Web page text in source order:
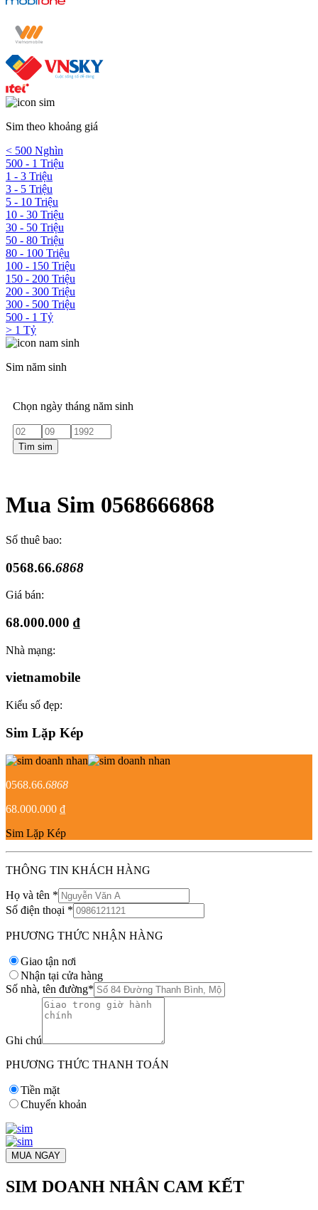
Sim theo khoảng giá
< 500 Nghìn
500 - 1 Triệu
1 - 3 Triệu
3 - 5 Triệu
5 - 10 Triệu
10 - 30 Triệu
30 - 50 Triệu
50 - 80 Triệu
80 - 100 Triệu
100 - 150 Triệu
150 - 200 Triệu
200 - 300 Triệu
300 - 500 Triệu
500 - 1 Tỷ
> 1 Tỷ
Sim năm sinh
Chọn ngày tháng năm sinh
Tìm sim
Mua Sim 0568666868
Số thuê bao:
0568.66.6868
Giá bán:
68.000.000 ₫
Nhà mạng:
vietnamobile
Kiểu số đẹp:
Sim Lặp Kép
0568.66.6868
68.000.000 ₫
Sim Lặp Kép
THÔNG TIN KHÁCH HÀNG
Họ và tên *
Số điện thoại *
PHƯƠNG THỨC NHẬN HÀNG
Giao tận nơi
Nhận tại cửa hàng
Số nhà, tên đường*
Ghi chú
PHƯƠNG THỨC THANH TOÁN
Tiền mặt
Chuyển khoản
MUA NGAY
SIM DOANH NHÂN CAM KẾT